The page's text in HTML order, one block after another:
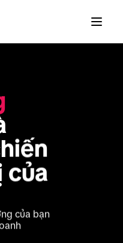
của
của bạn